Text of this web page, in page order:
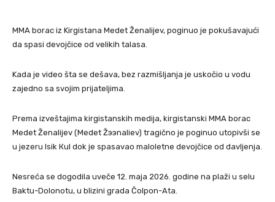
MMA borac iz Kirgistana Medet Ženalijev, poginuo je pokušavajući
da spasi devojčice od velikih talasa.
Kada je video šta se dešava, bez razmišljanja je uskočio u vodu
zajedno sa svojim prijateljima.
Prema izveštajima kirgistanskih medija, kirgistanski MMA borac
Medet Ženalijev (Medet Žээnaliev) tragično je poginuo utopivši se
u jezeru Isik Кul dok je spasavao maloletne devojčice od davljenja.
Nesreća se dogodila uveče 12. maja 2026. godine na plaži u selu
Baktu-Dolonotu, u blizini grada Čolpon-Ata.